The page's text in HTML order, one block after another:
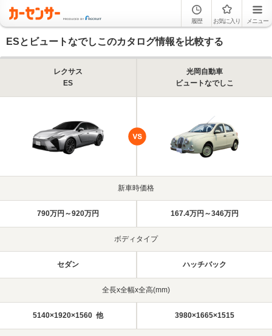
履歴 お気に入り メニュー
ESとビュートなでしこのカタログ情報を比較する
レクサス
ES
光岡自動車
ビュートなでしこ
新車時価格
790万円～920万円 167.4万円～346万円
ボディタイプ
セダン ハッチバック
全長x全幅x全高(mm)
5140×1920×1560 他 3980×1665×1515